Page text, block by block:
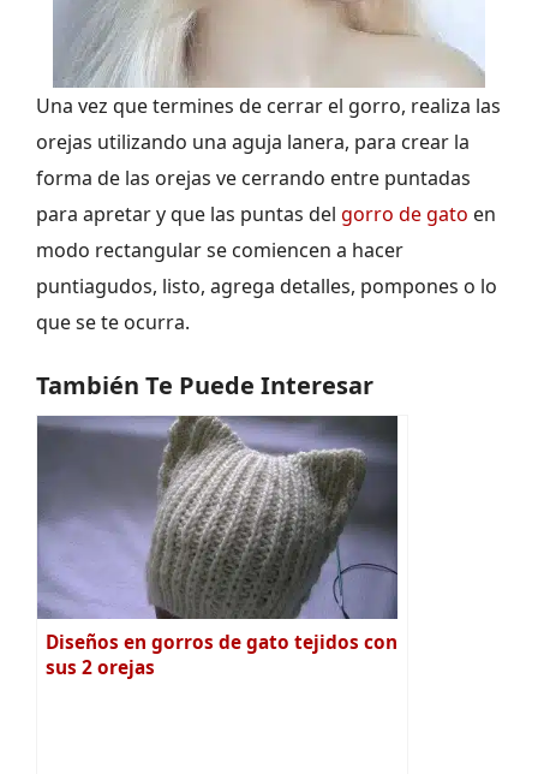
Una vez que termines de cerrar el gorro, realiza las
orejas utilizando una aguja lanera, para crear la
forma de las orejas ve cerrando entre puntadas
para apretar y que las puntas del gorro de gato en
modo rectangular se comiencen a hacer
puntiagudos, listo, agrega detalles, pompones o lo
que se te ocurra.
También Te Puede Interesar
Diseños en gorros de gato tejidos con
sus 2 orejas